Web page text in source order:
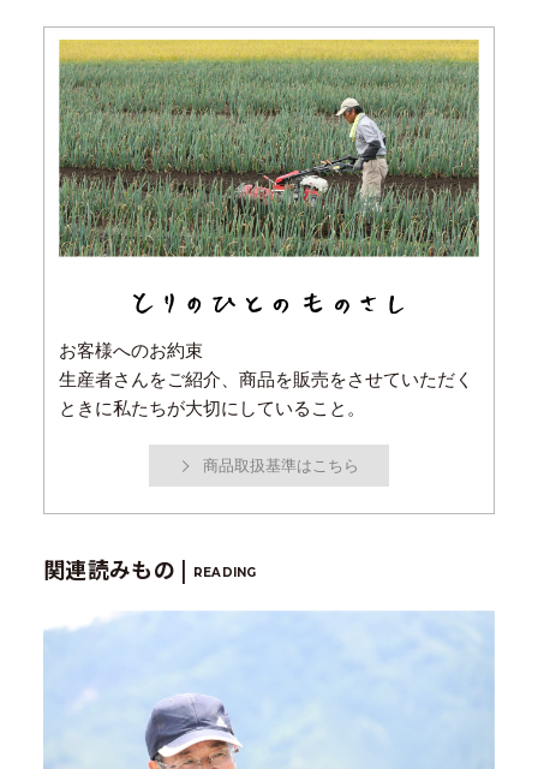
お客様へのお約束
生産者さんをご紹介、商品を販売をさせていただく
ときに私たちが大切にしていること。
商品取扱基準はこちら
関連読みもの | READING